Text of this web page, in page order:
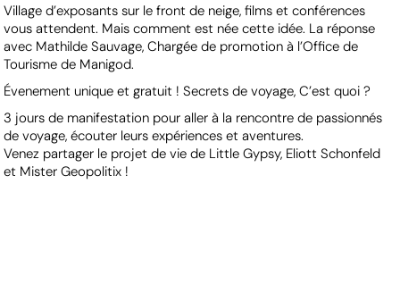
Village d’exposants sur le front de neige, films et conférences
vous attendent. Mais comment est née cette idée. La réponse
avec Mathilde Sauvage, Chargée de promotion à l’Office de
Tourisme de Manigod.
Évenement unique et gratuit ! Secrets de voyage, C’est quoi ?
3 jours de manifestation pour aller à la rencontre de passionnés
de voyage, écouter leurs expériences et aventures.
Venez partager le projet de vie de Little Gypsy, Eliott Schonfeld
et Mister Geopolitix !